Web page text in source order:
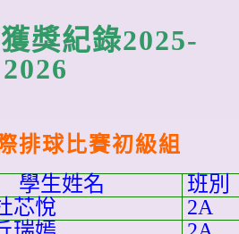
獎紀錄2025-
2026
排球比賽初級組
學生姓名
班
芯悅
2A